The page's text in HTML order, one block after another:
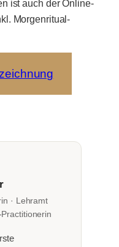
ist auch der Online-
Morgenritual-
· Lehramt